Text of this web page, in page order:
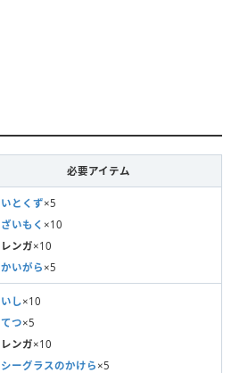
必要アイテム
いとくず×5
ざいもく ×10
レンガ×10
かいがら ×5
いし×10
てつ×5
レンガ×10
シーグラスのかけら ×5